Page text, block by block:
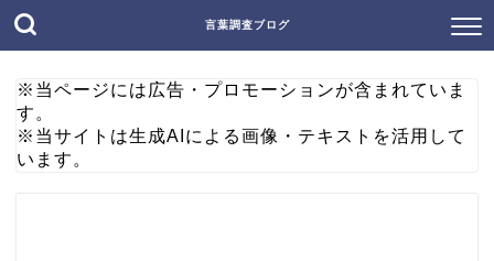
言葉調査ブログ
※当ページには広告・プロモーションが含まれていま
す。
※当サイトは生成AIによる画像・テキストを活用して
います。